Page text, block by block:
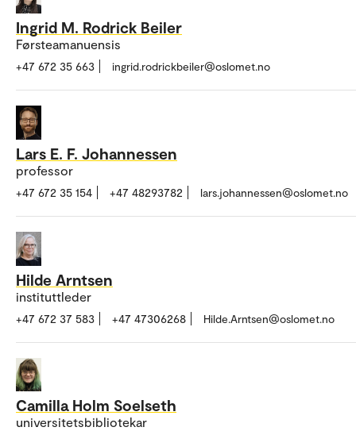
Ingrid M. Rodrick Beiler
Førsteamanuensis
+47 672 35 663 ingrid.rodrickbeiler@oslomet.no
Lars E. F. Johannessen
professor
+47 672 35 154 +47 48293782 lars.johannessen@oslomet.no
Hilde Arntsen
instituttleder
+47 672 37 583 +47 47306268 Hilde.Arntsen@oslomet.no
Camilla Holm Soelseth
universitetsbibliotekar